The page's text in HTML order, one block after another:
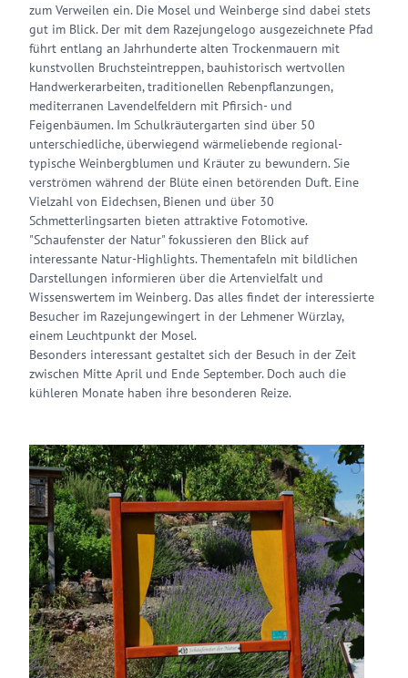
zum Verweilen ein. Die Mosel und Weinberge sind dabei stets
gut im Blick. Der mit dem Razejungelogo ausgezeichnete Pfad
führt entlang an Jahrhunderte alten Trockenmauern mit
kunstvollen Bruchsteintreppen, bauhistorisch wertvollen
Handwerkerarbeiten, traditionellen Rebenpflanzungen,
mediterranen Lavendelfeldern mit Pfirsich- und
Feigenbäumen. Im Schulkräutergarten sind über 50
unterschiedliche, überwiegend wärmeliebende regional-
typische Weinbergblumen und Kräuter zu bewundern. Sie
verströmen während der Blüte einen betörenden Duft. Eine
Vielzahl von Eidechsen, Bienen und über 30
Schmetterlingsarten bieten attraktive Fotomotive.
"Schaufenster der Natur" fokussieren den Blick auf
interessante Natur-Highlights. Thementafeln mit bildlichen
Darstellungen informieren über die Artenvielfalt und
Wissenswertem im Weinberg. Das alles findet der interessierte
Besucher im Razejungewingert in der Lehmener Würzlay,
einem Leuchtpunkt der Mosel.
Besonders interessant gestaltet sich der Besuch in der Zeit
zwischen Mitte April und Ende September. Doch auch die
kühleren Monate haben ihre besonderen Reize.